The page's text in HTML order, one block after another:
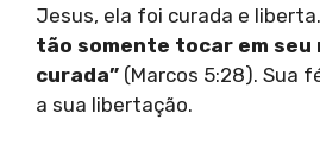
Jesus, ela foi curada e liberta.
tão somente tocar em seu
curada” (Marcos 5:28). Sua
a sua libertação.